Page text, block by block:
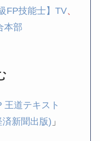
FP技能士】TV、
本部
王道テキスト
新聞出版) 」